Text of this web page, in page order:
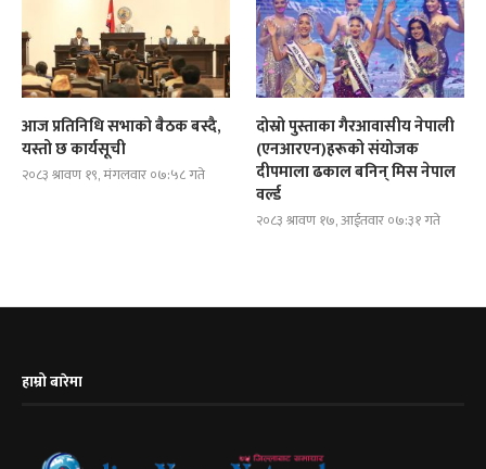
आज प्रतिनिधि सभाको बैठक बस्दै,
यस्तो छ कार्यसूची
२०८३ श्रावण १९, मंगलवार ०७:५८ गते
दोस्रो पुस्ताका गैरआवासीय नेपाली
(एनआरएन)हरूको संयोजक
दीपमाला ढकाल बनिन् मिस नेपाल
वर्ल्ड
२०८३ श्रावण १७, आईतवार ०७:३१ गते
हाम्रो बारेमा